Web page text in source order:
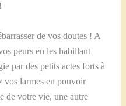
de vos doutes ! A
peurs en les habillant
par des petits actes forts à
vos larmes en pouvoir
de votre vie, une autre